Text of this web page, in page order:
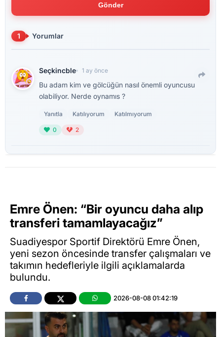
Gönder
1 Yorumlar
Seçkincble 1 ay önce
Bu adam kim ve gölcüğün nasıl önemli oyuncusu
olabiliyor. Nerde oynamıs ?
Yanıtla Katılıyorum Katılmıyorum
0 2
Emre Önen: “Bir oyuncu daha alıp
transferi tamamlayacağız”
Suadiyespor Sportif Direktörü Emre Önen,
yeni sezon öncesinde transfer çalışmaları ve
takımın hedefleriyle ilgili açıklamalarda
bulundu.
2026-08-08 01:42:19